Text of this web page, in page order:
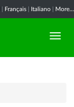
Français Italiano More...